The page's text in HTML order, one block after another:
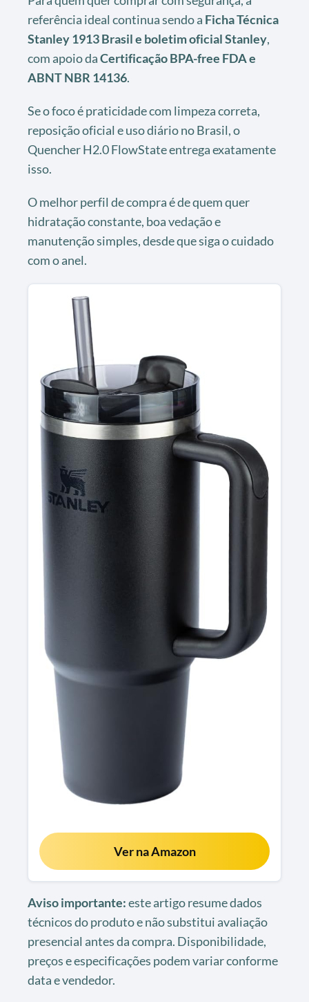
referência ideal continua sendo a Ficha Técnica
Stanley 1913 Brasil e boletim oficial Stanley,
com apoio daCertificação BPA-free FDA e
ABNT NBR 14136.
Se o foco é praticidade com limpeza correta,
reposição oficial e uso diário no Brasil, o
Quencher H2.0 FlowState entrega exatamente
isso.
O melhor perfil de compra é de quem quer
hidratação constante, boa vedação e
manutenção simples, desde que siga o cuidado
com o anel.
Ver na Amazon
Aviso importante:este artigo resume dados
técnicos do produto e não substitui avaliação
presencial antes da compra. Disponibilidade,
preços e especificações podem variar conforme
data e vendedor.